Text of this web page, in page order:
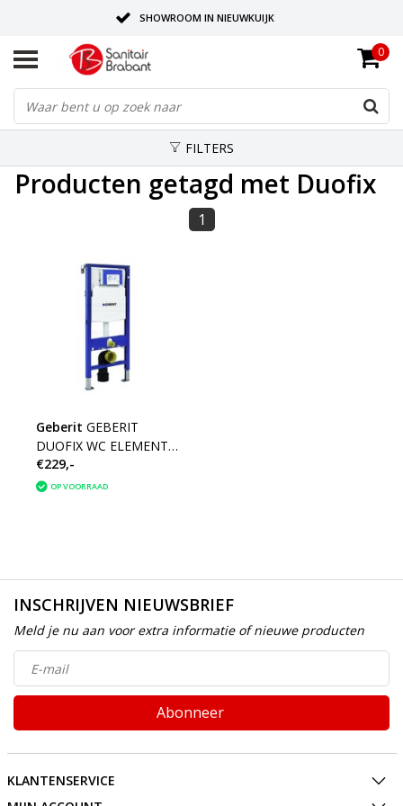
SHOWROOM IN NIEUWKUIJK
BEZORGING OP AFSPRAAK
LEVERING EN REALISATIE ONDER EEN DAK!
0
FILTERS
Producten getagd met Duofix
1
Geberit GEBERIT
DUOFIX WC ELEMENT
MET RESERVOIR UP320
112CM HOOG
€229,-
OP VOORRAAD
INSCHRIJVEN NIEUWSBRIEF
Meld je nu aan voor extra informatie of nieuwe producten
Abonneer
KLANTENSERVICE